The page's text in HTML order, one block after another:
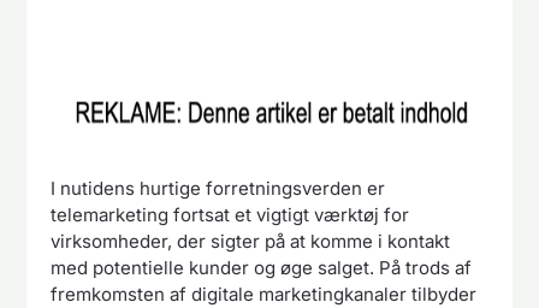
I nutidens hurtige forretningsverden er
telemarketing fortsat et vigtigt værktøj for
virksomheder, der sigter på at komme i kontakt
med potentielle kunder og øge salget. På trods af
fremkomsten af ​​digitale marketingkanaler tilbyder